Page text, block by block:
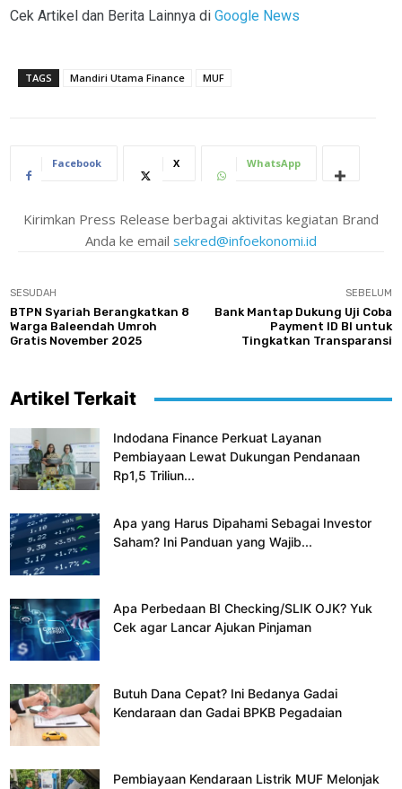
Cek Artikel dan Berita Lainnya di Google News
TAGS Mandiri Utama Finance MUF
Facebook X WhatsApp
Kirimkan Press Release berbagai aktivitas kegiatan Brand
Anda ke email sekred@infoekonomi.id
SESUDAH
BTPN Syariah Berangkatkan 8
Warga Baleendah Umroh
Gratis November 2025
SEBELUM
Bank Mantap Dukung Uji Coba
Payment ID BI untuk
Tingkatkan Transparansi
Artikel Terkait
Indodana Finance Perkuat Layanan
Pembiayaan Lewat Dukungan Pendanaan
Rp1,5 Triliun...
Apa yang Harus Dipahami Sebagai Investor
Saham? Ini Panduan yang Wajib...
Apa Perbedaan BI Checking/SLIK OJK? Yuk
Cek agar Lancar Ajukan Pinjaman
Butuh Dana Cepat? Ini Bedanya Gadai
Kendaraan dan Gadai BPKB Pegadaian
Pembiayaan Kendaraan Listrik MUF Melonjak